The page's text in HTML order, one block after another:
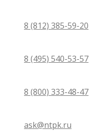
8 (812) 385-59-20
8 (495) 540-53-57
8 (800) 333-48-47
ask@ntpk.ru